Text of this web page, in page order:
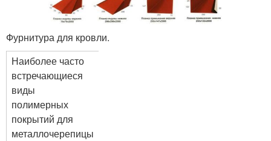
Фурнитура для кровли.
Наиболее часто
встречающиеся
виды
полимерных
покрытий для
металлочерепицы